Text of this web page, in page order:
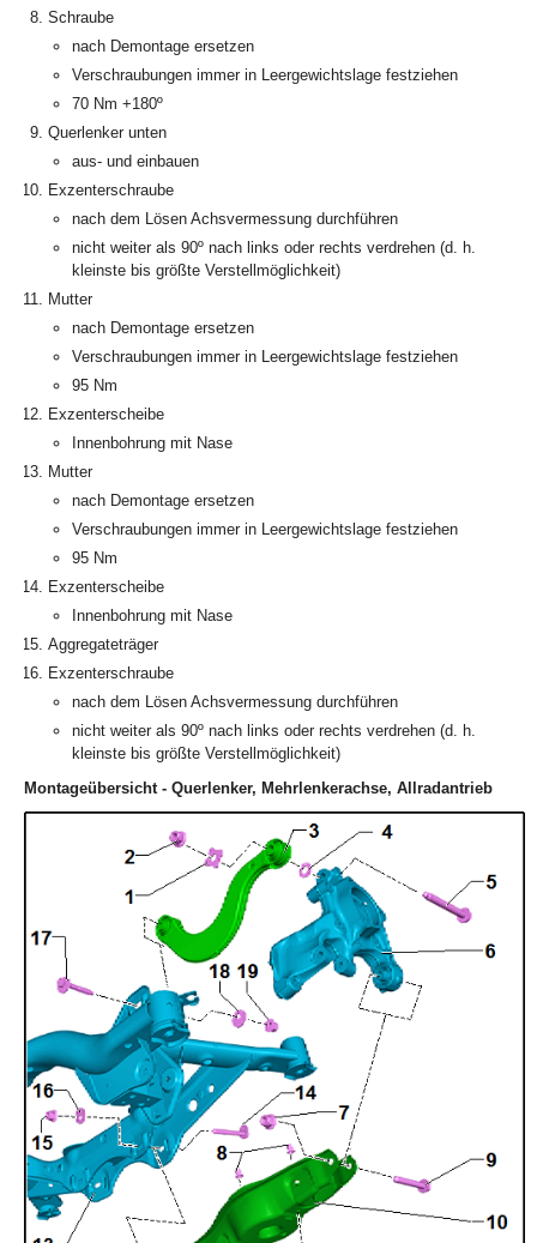
Schraube
nach Demontage ersetzen
Verschraubungen immer in Leergewichtslage festziehen
70 Nm +180º
Querlenker unten
aus- und einbauen
Exzenterschraube
nach dem Lösen Achsvermessung durchführen
nicht weiter als 90º nach links oder rechts verdrehen (d. h.
kleinste bis größte Verstellmöglichkeit)
Mutter
nach Demontage ersetzen
Verschraubungen immer in Leergewichtslage festziehen
95 Nm
Exzenterscheibe
Innenbohrung mit Nase
Mutter
nach Demontage ersetzen
Verschraubungen immer in Leergewichtslage festziehen
95 Nm
Exzenterscheibe
Innenbohrung mit Nase
Aggregateträger
Exzenterschraube
nach dem Lösen Achsvermessung durchführen
nicht weiter als 90º nach links oder rechts verdrehen (d. h.
kleinste bis größte Verstellmöglichkeit)
Montageübersicht - Querlenker, Mehrlenkerachse, Allradantrieb